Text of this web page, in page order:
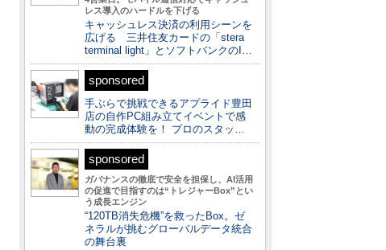
レス導入のハードルを下げる
キャッシュレス決済の利用シーンを
広げる 三井住友カードの「stera
terminal light」とソフトバンクのI…
sponsored
手ぶらで挑戦できるアプライド豊田
店の自作PC組み立てイベントで感
動の完成体験を！ プロのスタッ…
sponsored
ガバナンスの徹底で安全を担保し、AI活用
の促進で目指すのは“トレジャーBox”とい
う成長エンジン
“120TB消失危機”を救ったBox。ゼ
ネラルが挑むグローバルデータ統合
の舞台裏